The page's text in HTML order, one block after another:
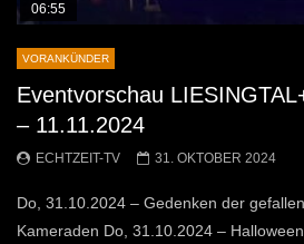
06:55
VORANKÜNDER
Eventvorschau
– 11.11.2024
ECHTZEIT-TV 31. OKTOBER 2024
Do, 31.10.2024 – Gedenken der
Kameraden Do, 31.10.2024 –